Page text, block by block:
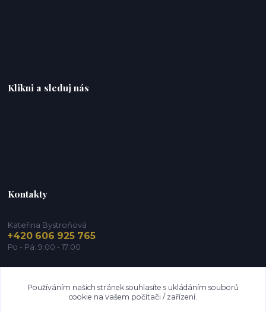
Klikni a sleduj nás
Kontakty
Kateřina Bystroňová
+420 606 925 765
Po - Pá: 9:00 - 17:00
Používáním našich stránek souhlasíte s ukládáním souborů
cookie na vašem počítači / zařízení.